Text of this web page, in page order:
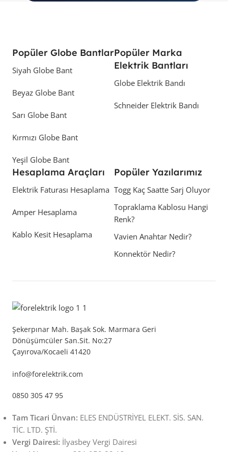
Popüler Globe Bantlar
Siyah Globe Bant
Beyaz Globe Bant
Sarı Globe Bant
Kırmızı Globe Bant
Yeşil Globe Bant
Popüler Marka
Elektrik Bantları
Globe Elektrik Bandı
Schneider Elektrik Bandı
Hesaplama Araçları
Elektrik Faturası Hesaplama
Amper Hesaplama
Kablo Kesit Hesaplama
Popüler Yazılarımız
Togg Kaç Saatte Sarj Oluyor
Topraklama Kablosu Hangi
Renk?
Vavien Anahtar Nedir?
Konnektör Nedir?
Şekerpınar Mah. Başak Sok. Marmara Geri
Dönüşümcüler San.Sit. No:27
Çayırova/Kocaeli 41420
info@forelektrik.com
0850 305 47 95
Tam Ticari Ünvan: ELES ENDÜSTRİYEL ELEKT. SİS. SAN.
TİC. LTD. ŞTİ.
Vergi Dairesi: İlyasbey Vergi Dairesi